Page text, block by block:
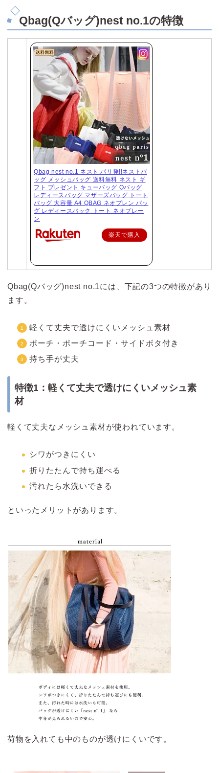
Qbag(Qバッグ)nest no.1の特徴
Qbag nest no.1 ネスト パリ発!!ネストバ
ッグ メッシュバッグ 送料無料 ネスト ギ
フト プレゼント キューバッグ Qバッグ
レディースバッグ マザーズバッグ トート
バッグ 大容量 A4 QBAG ネオプレン バッ
グ レディースバック トート ネオプレー
ン
楽天で購入
Qbag(Qバッグ)nest no.1には、下記の3つの特徴があり
ます。
軽くて丈夫で透けにくいメッシュ素材
ポーチ・ポーチコード・サイドボタ付き
持ち手が丈夫
特徴1：軽くて丈夫で透けにくいメッシュ素
材
軽くて丈夫なメッシュ素材が使われています。
シワがつきにくい
折りたたんで持ち運べる
汚れたら水洗いできる
といったメリットがあります。
荷物を入れても中のものが透けにくいです。